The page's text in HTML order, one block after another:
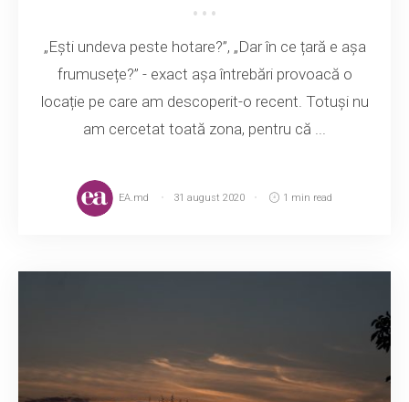
„Ești undeva peste hotare?”, „Dar în ce țară e așa
frumusețe?” - exact așa întrebări provoacă o
locație pe care am descoperit-o recent. Totuși nu
am cercetat toată zona, pentru că ...
EA.md 31 august 2020 1 min read